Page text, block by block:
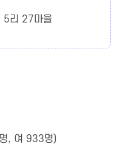
5리 27마을
, 여 933명)